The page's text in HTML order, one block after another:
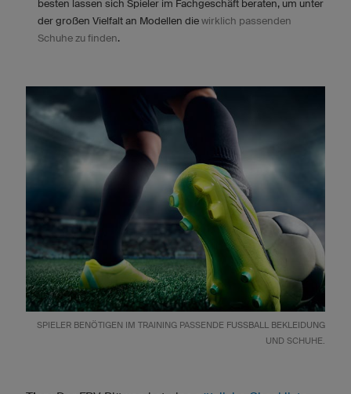
besten lassen sich Spieler im Fachgeschäft beraten, um unter
der großen Vielfalt an Modellen die wirklich passenden
Schuhe zu finden.
SPIELER BENÖTIGEN IM TRAINING PASSENDE FUSSBALL BEKLEIDUNG
UND SCHUHE.